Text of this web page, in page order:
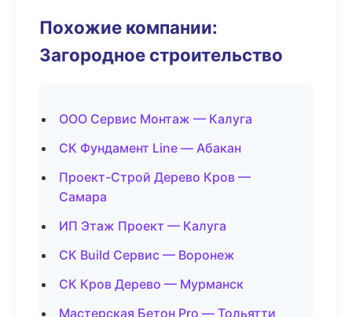
Похожие компании:
Загородное строительство
ООО Сервис Монтаж — Калуга
СК Фундамент Line — Абакан
Проект-Строй Дерево Кров —
Самара
ИП Этаж Проект — Калуга
СК Build Сервис — Воронеж
СК Кров Дерево — Мурманск
Мастерская Бетон Pro — Тольятти